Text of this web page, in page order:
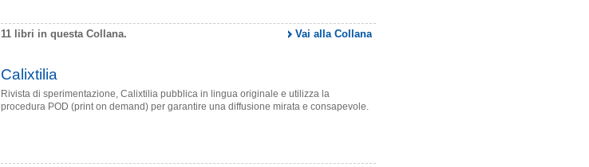
Vai alla Collana
11 libri in questa Collana.
Calixtilia
Rivista di sperimentazione, Calixtilia pubblica in lingua originale e utilizza la
procedura POD (print on demand) per garantire una diffusione mirata e consapevole.